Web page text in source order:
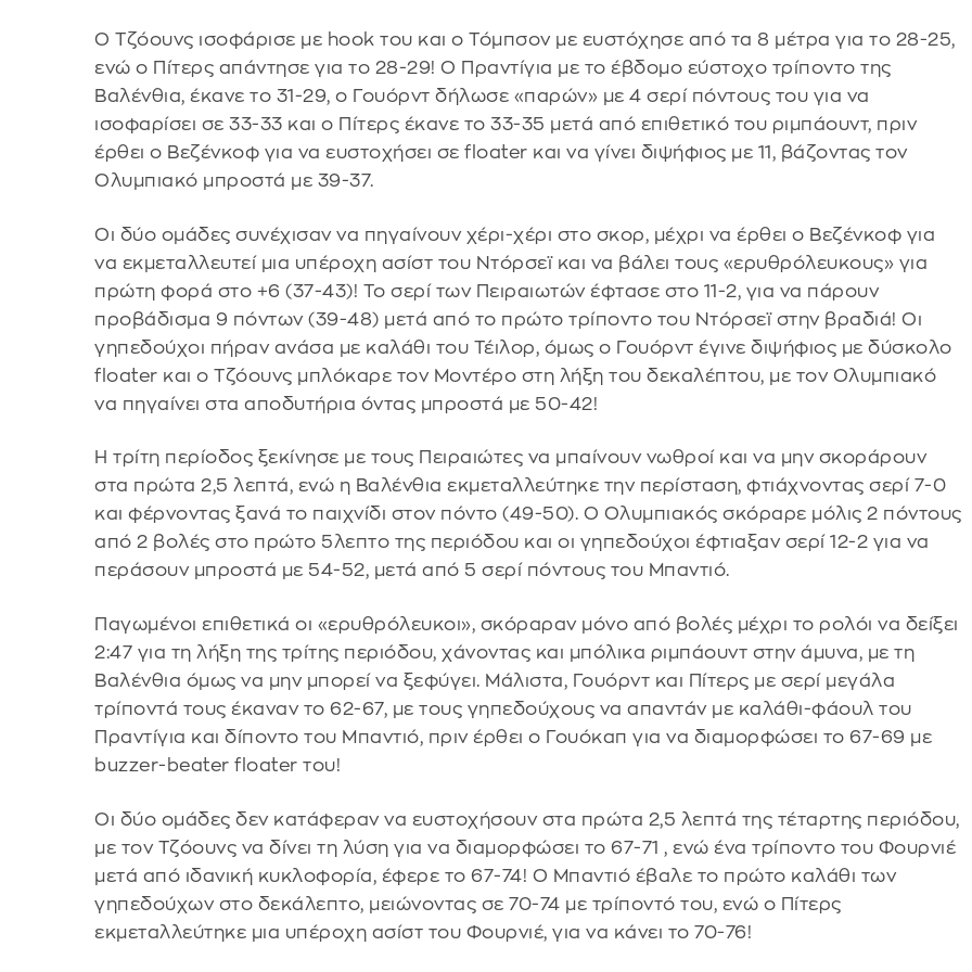
Ο Τζόουνς ισοφάρισε με hook του και ο Τόμπσον με ευστόχησε από τα 8 μέτρα για το 28-25,
ενώ ο Πίτερς απάντησε για το 28-29! Ο Πραντίγια με το έβδομο εύστοχο τρίποντο της
Βαλένθια, έκανε το 31-29, ο Γουόρντ δήλωσε «παρών» με 4 σερί πόντους του για να
ισοφαρίσει σε 33-33 και ο Πίτερς έκανε το 33-35 μετά από επιθετικό του ριμπάουντ, πριν
έρθει ο Βεζένκοφ για να ευστοχήσει σε floater και να γίνει διψήφιος με 11, βάζοντας τον
Ολυμπιακό μπροστά με 39-37.
Οι δύο ομάδες συνέχισαν να πηγαίνουν χέρι-χέρι στο σκορ, μέχρι να έρθει ο Βεζένκοφ για
να εκμεταλλευτεί μια υπέροχη ασίστ του Ντόρσεϊ και να βάλει τους «ερυθρόλευκους» για
πρώτη φορά στο +6 (37-43)! Το σερί των Πειραιωτών έφτασε στο 11-2, για να πάρουν
προβάδισμα 9 πόντων (39-48) μετά από το πρώτο τρίποντο του Ντόρσεϊ στην βραδιά! Οι
γηπεδούχοι πήραν ανάσα με καλάθι του Τέιλορ, όμως ο Γουόρντ έγινε διψήφιος με δύσκολο
floater και ο Τζόουνς μπλόκαρε τον Μοντέρο στη λήξη του δεκαλέπτου, με τον Ολυμπιακό
να πηγαίνει στα αποδυτήρια όντας μπροστά με 50-42!
Η τρίτη περίοδος ξεκίνησε με τους Πειραιώτες να μπαίνουν νωθροί και να μην σκοράρουν
στα πρώτα 2,5 λεπτά, ενώ η Βαλένθια εκμεταλλεύτηκε την περίσταση, φτιάχνοντας σερί 7-0
και φέρνοντας ξανά το παιχνίδι στον πόντο (49-50). Ο Ολυμπιακός σκόραρε μόλις 2 πόντους
από 2 βολές στο πρώτο 5λεπτο της περιόδου και οι γηπεδούχοι έφτιαξαν σερί 12-2 για να
περάσουν μπροστά με 54-52, μετά από 5 σερί πόντους του Μπαντιό.
Παγωμένοι επιθετικά οι «ερυθρόλευκοι», σκόραραν μόνο από βολές μέχρι το ρολόι να δείξει
2:47 για τη λήξη της τρίτης περιόδου, χάνοντας και μπόλικα ριμπάουντ στην άμυνα, με τη
Βαλένθια όμως να μην μπορεί να ξεφύγει. Μάλιστα, Γουόρντ και Πίτερς με σερί μεγάλα
τρίποντά τους έκαναν το 62-67, με τους γηπεδούχους να απαντάν με καλάθι-φάουλ του
Πραντίγια και δίποντο του Μπαντιό, πριν έρθει ο Γουόκαπ για να διαμορφώσει το 67-69 με
buzzer-beater floater του!
Οι δύο ομάδες δεν κατάφεραν να ευστοχήσουν στα πρώτα 2,5 λεπτά της τέταρτης περιόδου,
με τον Τζόουνς να δίνει τη λύση για να διαμορφώσει το 67-71 , ενώ ένα τρίποντο του Φουρνιέ
μετά από ιδανική κυκλοφορία, έφερε το 67-74! Ο Μπαντιό έβαλε το πρώτο καλάθι των
γηπεδούχων στο δεκάλεπτο, μειώνοντας σε 70-74 με τρίποντό του, ενώ ο Πίτερς
εκμεταλλεύτηκε μια υπέροχη ασίστ του Φουρνιέ, για να κάνει το 70-76!